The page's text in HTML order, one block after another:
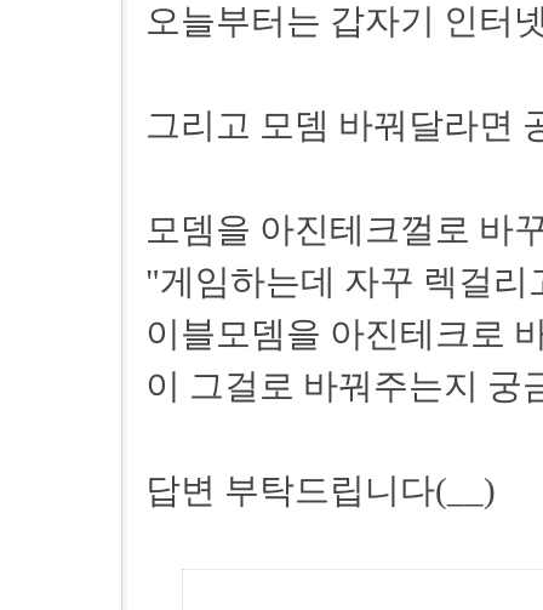
오늘부터는 갑자기 인터
그리고 모뎀 바꿔달라면
모뎀을 아진테크껄로 바
"게임하는데 자꾸 렉걸리
이블모뎀을 아진테크로
이 그걸로 바꿔주는지 궁
답변 부탁드립니다(__)